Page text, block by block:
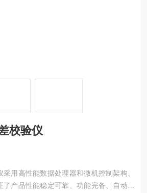
校验仪
用高性能数据处理器和微机控制架构、
产品性能稳定可靠、功能完备、自动化